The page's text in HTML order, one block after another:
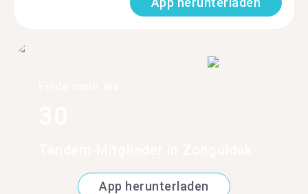
App herunterladen